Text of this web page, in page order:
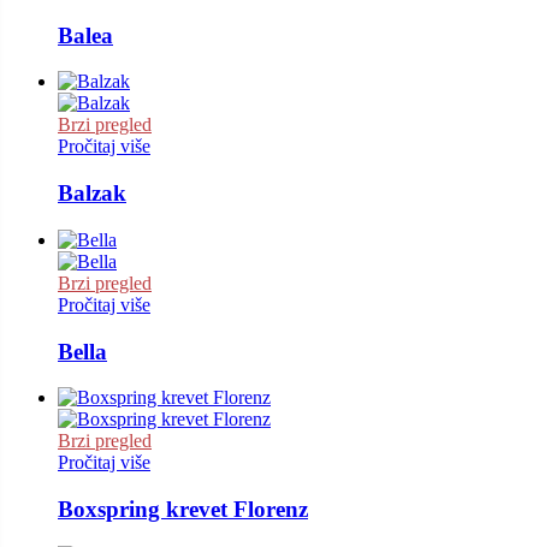
Balea
Brzi pregled
Pročitaj više
Balzak
Brzi pregled
Pročitaj više
Bella
Brzi pregled
Pročitaj više
Boxspring krevet Florenz